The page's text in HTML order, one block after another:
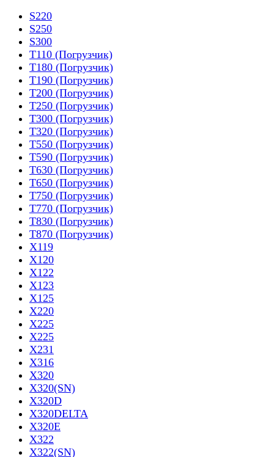
S220
S250
S300
T110 (Погрузчик)
T180 (Погрузчик)
T190 (Погрузчик)
T200 (Погрузчик)
T250 (Погрузчик)
T300 (Погрузчик)
T320 (Погрузчик)
T550 (Погрузчик)
T590 (Погрузчик)
T630 (Погрузчик)
T650 (Погрузчик)
T750 (Погрузчик)
T770 (Погрузчик)
T830 (Погрузчик)
T870 (Погрузчик)
X119
X120
X122
X123
X125
X220
X225
X225
X231
X316
X320
X320(SN)
X320D
X320DELTA
X320E
X322
X322(SN)